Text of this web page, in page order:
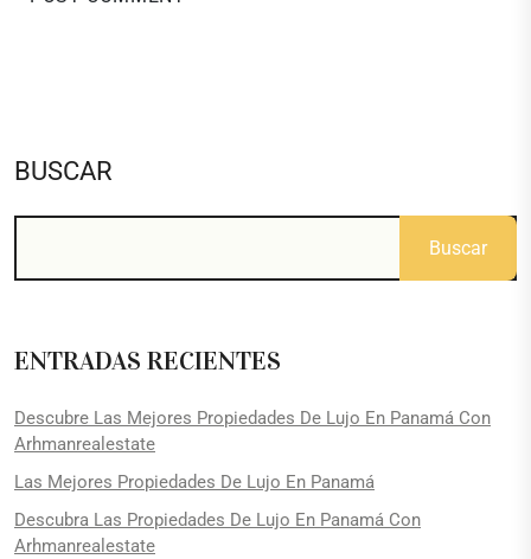
BUSCAR
Buscar
ENTRADAS RECIENTES
Descubre Las Mejores Propiedades De Lujo En Panamá Con
Arhmanrealestate
Las Mejores Propiedades De Lujo En Panamá
Descubra Las Propiedades De Lujo En Panamá Con
Arhmanrealestate